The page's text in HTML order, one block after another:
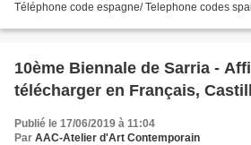
Téléphone code espagne/ Telephone codes
10ème Biennale de Sarria -
télécharger en Français,
Publié le 17/06/2019 à 11:04
Par AAC-Atelier d'Art Contemporain